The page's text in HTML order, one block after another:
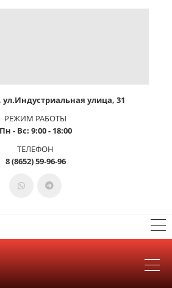
ул.Индустриальная улица, 31
РЕЖИМ РАБОТЫ
Пн - Вс: 9:00 - 18:00
ТЕЛЕФОН
8 (8652) 59-96-96